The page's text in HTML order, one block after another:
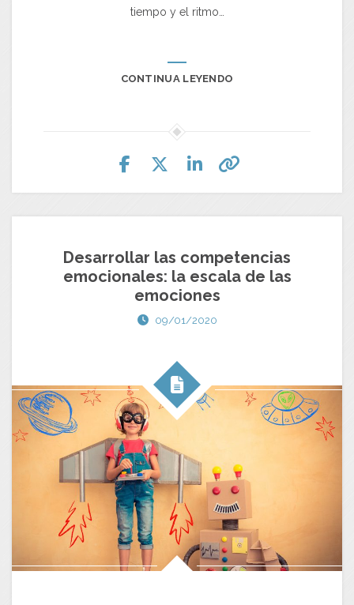
tiempo y el ritmo…
CONTINUA LEYENDO
Desarrollar las competencias
emocionales: la escala de las
emociones
09/01/2020